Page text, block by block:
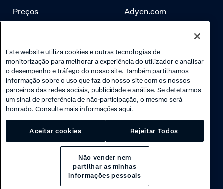
Preços
Gerenciamento de
risco
Autenticação
Adyen.com
Newsletter
Carreira
Cookies · Disclaimer ·© 2026 Adyen
Este website utiliza cookies e outras tecnologias de
monitorização para melhorar a experiência do utilizador e analisar
o desempenho e tráfego do nosso site. Também partilhamos
informação sobre o uso que faz do nosso site com os nossos
parceiros das redes sociais, publicidade e análise. Se detetarmos
um sinal de preferência de não-participação, o mesmo será
honrado. Consulte mais informações aqui.
Aceitar cookies Rejeitar Todos
Não vender nem
partilhar as minhas
informações pessoais